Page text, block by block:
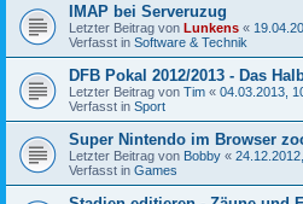
IMAP bei Serveruzug
Letzter Beitrag von Lunkens «
Verfasst in Software & Technik
DFB Pokal 2012/2013 - Das
Letzter Beitrag von Tim « 04.03.2013,
Verfasst in Sport
Super Nintendo im Browser
Letzter Beitrag von Bobby «
Verfasst in Games